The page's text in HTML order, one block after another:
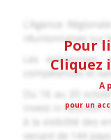
Pour
Cliquez
A
pour un